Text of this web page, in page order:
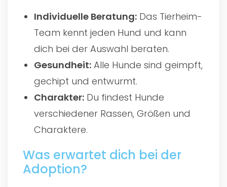
Individuelle Beratung: Das Tierheim-
Team kennt jeden Hund und kann
dich bei der Auswahl beraten.
Gesundheit: Alle Hunde sind geimpft,
gechipt und entwurmt.
Charakter: Du findest Hunde
verschiedener Rassen, Größen und
Charaktere.
Was erwartet dich bei der
Adoption?